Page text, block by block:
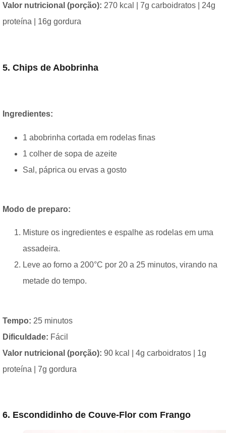
Valor nutricional (porção): 270 kcal | 7g carboidratos | 24g
proteína | 16g gordura
5. Chips de Abobrinha
Ingredientes:
1 abobrinha cortada em rodelas finas
1 colher de sopa de azeite
Sal, páprica ou ervas a gosto
Modo de preparo:
Misture os ingredientes e espalhe as rodelas em uma
assadeira.
Leve ao forno a 200°C por 20 a 25 minutos, virando na
metade do tempo.
Tempo: 25 minutos
Dificuldade: Fácil
Valor nutricional (porção): 90 kcal | 4g carboidratos | 1g
proteína | 7g gordura
6. Escondidinho de Couve-Flor com Frango